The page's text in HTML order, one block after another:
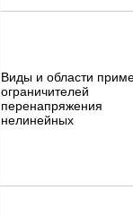
Виды и области
ограничителей
перенапряжения
нелинейных